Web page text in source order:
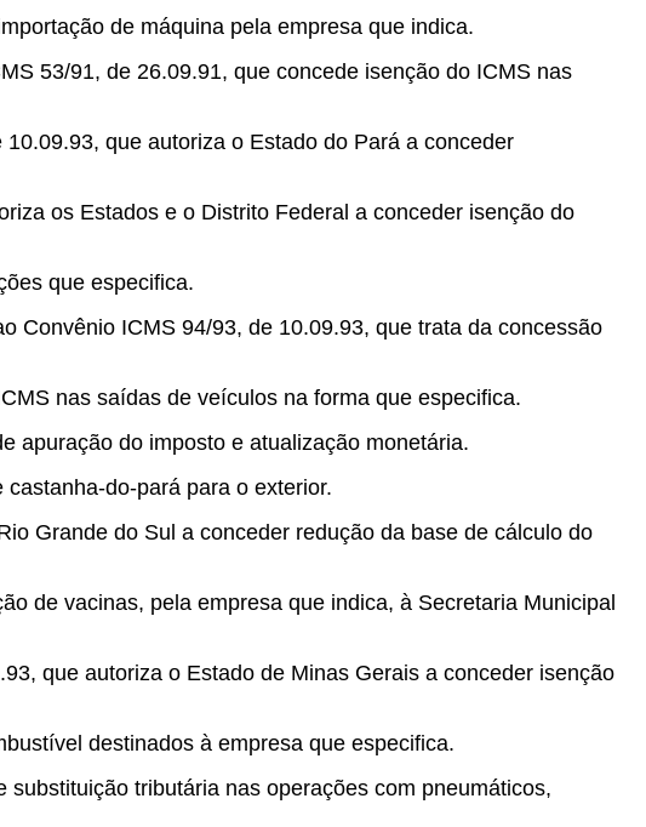
de máquina pela empresa que indica.
53/91, de 26.09.91, que concede isenção do ICMS nas
que autoriza o Estado do Pará a conceder
os Estados e o Distrito Federal a conceder isenção do
que especifica.
Convênio ICMS 94/93, de 10.09.93, que trata da concessão
nas saídas de veículos na forma que especifica.
apuração do imposto e atualização monetária.
do-pará para o exterior.
Grande do Sul a conceder redução da base de cálculo do
de vacinas, pela empresa que indica, à Secretaria Municipal
que autoriza o Estado de Minas Gerais a conceder isenção
destinados à empresa que especifica.
tributária nas operações com pneumáticos,